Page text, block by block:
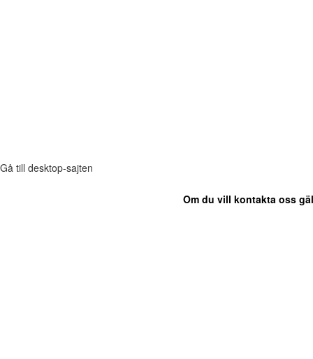
Gå till desktop-sajten
Om du vill kontakta oss